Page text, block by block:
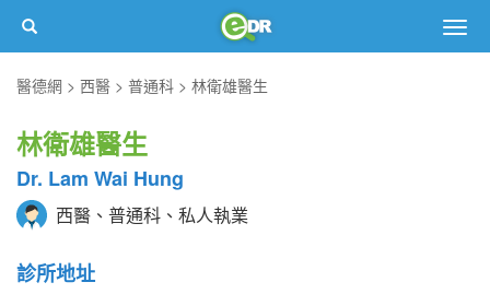
醫德網
西醫 普通科 林衛雄醫生
林衛雄醫生
Dr. Lam Wai Hung
西醫、普通科、私人執業
診所地址